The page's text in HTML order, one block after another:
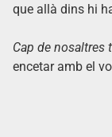
que allà dins hi
Cap de nosaltres
encetar amb el